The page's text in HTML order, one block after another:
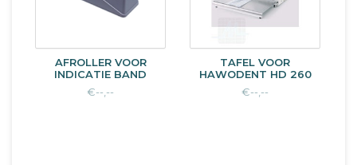
AFROLLER VOOR
INDICATIE BAND
€--,--
TAFEL VOOR
HAWODENT HD 260
€--,--